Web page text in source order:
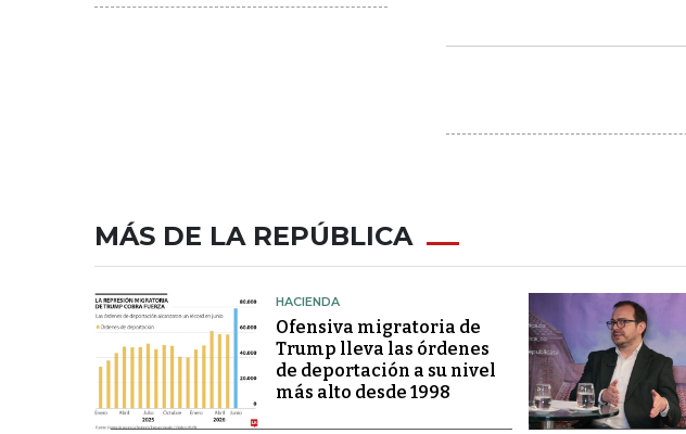
MÁS DE LA REPÚBLICA
HACIENDA
Ofensiva migratoria de
Trump lleva las órdenes
de deportación a su nivel
más alto desde 1998